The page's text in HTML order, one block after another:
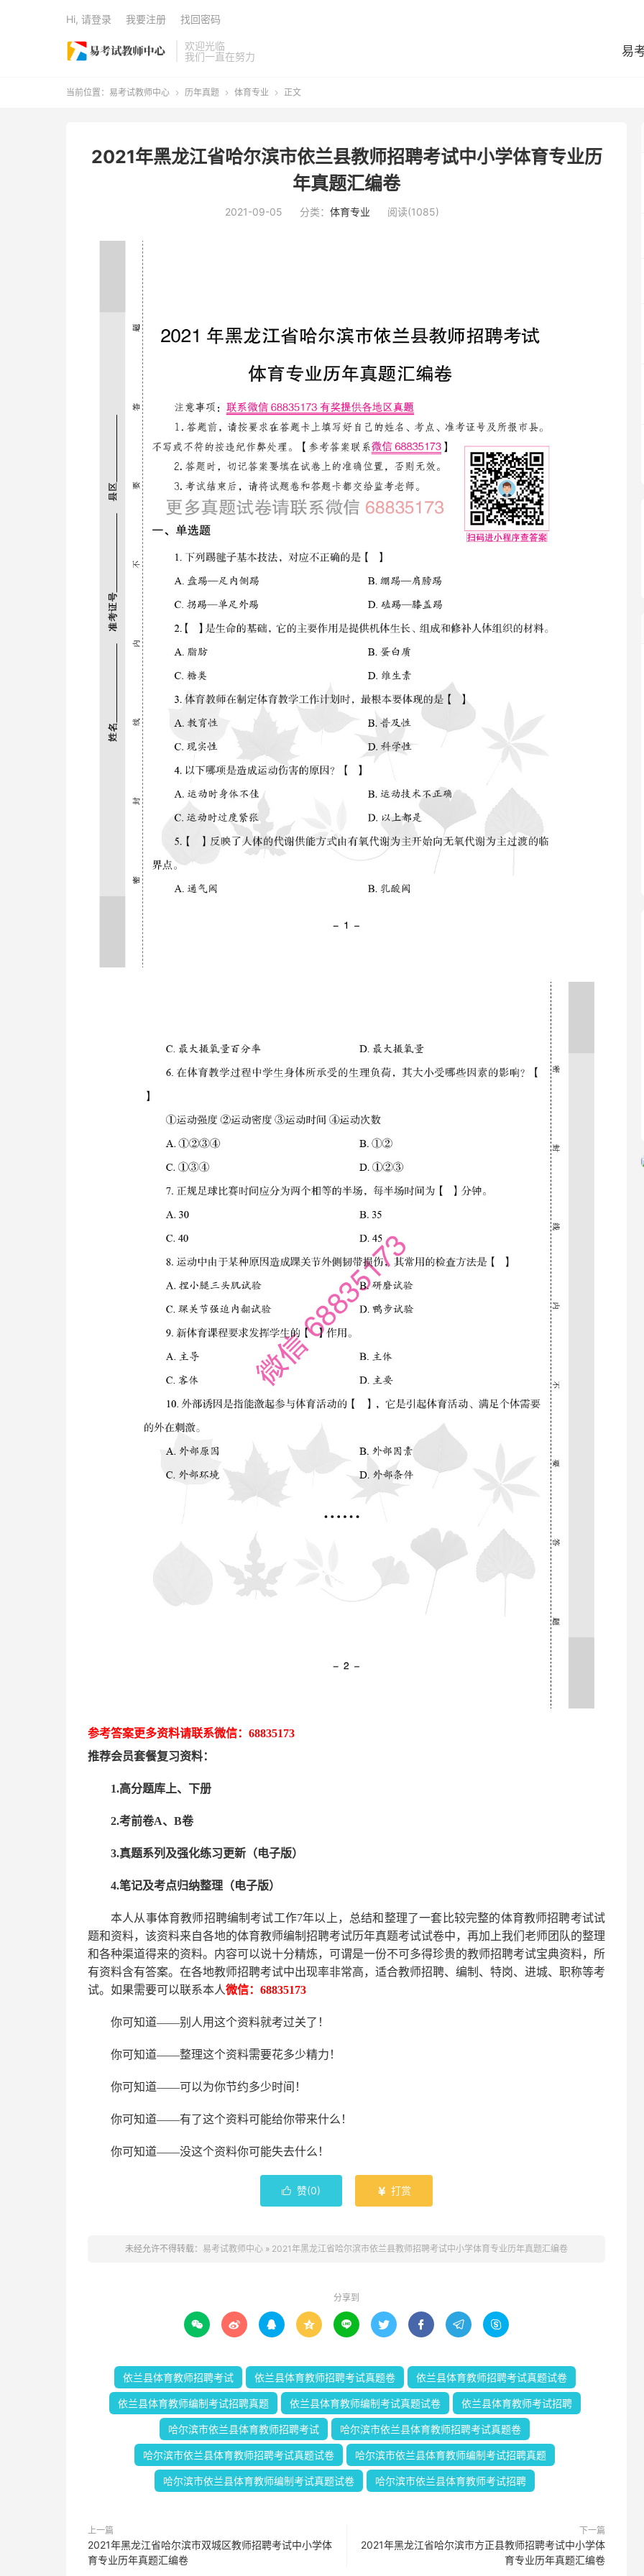
欢迎光临
我们一直在努力
易
Hi, 请登录 我要注册 找回密码
当前位置： 易考试教师中心  历年真题  体育专业  正文
2021年黑龙江省哈尔滨市依兰县教师招聘考试中小学体育专业历
年真题汇编卷
2021-09-05 分类： 体育专业 阅读(1085)
参考答案更多资料请联系微信： 68835173
推荐会员套餐复习资料：
1.高分题库上、下册
2.考前卷A、B卷
3.真题系列及强化练习更新（电子版）
4.笔记及考点归纳整理（电子版）
本人从事体育教师招聘编制考试工作7年以上，总结和整理了一套比较完整的体育教师招聘考试试
题和资料，该资料来自各地的体育教师编制招聘考试历年真题考试试卷中， 再加上我们 老师 团队的整理
和各种渠道得来的资料。内容可以说十分精炼，可谓是一份不可多得珍贵的教师招聘考试宝典资料，所
有资料含有答案。 在各地教师招聘考试中出现率非常高，适合教师招聘、编制、特岗、进城、职称等考
试。如果需要可以联系本人微信： 68835173
你可知道——别人用这个资料就考过关了！
你可知道——整理这个资料需要花多少精力 ！
你可知道——可以为你节约多少时间！
你可知道——有了这个资料可能给你带来什么！
你可知道——没这个资料你可能失去什么 ！
 赞(0)  打赏
未经允许不得转载： 易考试教师中心 » 2021年黑龙江省哈尔滨市依兰县教师招聘考试中小学体育专业历年真题汇编卷
分享到
        
依兰县体育教师招聘考试 依兰县体育教师招聘考试真题卷 依兰县体育教师招聘考试真题试卷
依兰县体育教师编制考试招聘真题 依兰县体育教师编制考试真题试卷 依兰县体育教师考试招聘
哈尔滨市依兰县体育教师招聘考试 哈尔滨市依兰县体育教师招聘考试真题卷
哈尔滨市依兰县体育教师招聘考试真题试卷 哈尔滨市依兰县体育教师编制考试招聘真题
哈尔滨市依兰县体育教师编制考试真题试卷 哈尔滨市依兰县体育教师考试招聘
上一篇
2021年黑龙江省哈尔滨市双城区教师招聘考试中小学体
育专业历年真题汇编卷
下一篇
2021年黑龙江省哈尔滨市方正县教师招聘考试中小学体
育专业历年真题汇编卷